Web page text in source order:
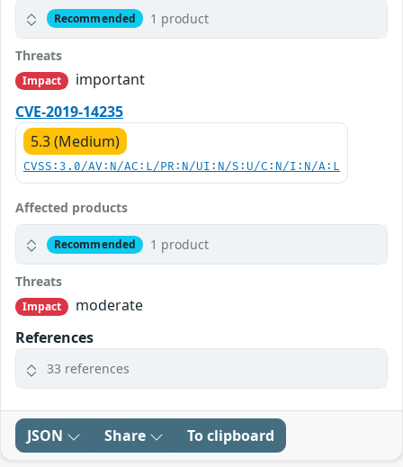
Recommended 1 product
Threats
Impact
important
CVE-2019-14235
5.3 (Medium)
CVSS:3.0/AV:N/AC:L/PR:N/UI:N/S:U/C:N/I:N/A:L
Affected products
Recommended 1 product
Threats
Impact
moderate
References
33 references
JSON Share To clipboard